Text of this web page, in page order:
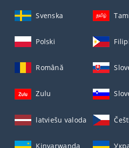
Svenska
Polski
Română
Zulu
latviešu valoda
Kinyarwanda